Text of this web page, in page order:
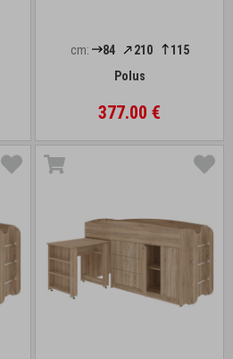
cm: 84 210
115
Polus
377.00 €